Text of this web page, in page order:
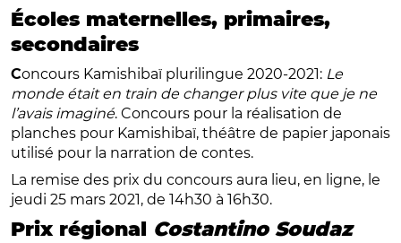
Écoles maternelles, primaires,
secondaires
Concours Kamishibaï plurilingue 2020-2021: Le
monde était en train de changer plus vite que je ne
l’avais imaginé. Concours pour la réalisation de
planches pour Kamishibaï, théâtre de papier japonais
utilisé pour la narration de contes.
La remise des prix du concours aura lieu, en ligne, le
jeudi 25 mars 2021, de 14h30 à 16h30.
Prix régional Costantino Soudaz